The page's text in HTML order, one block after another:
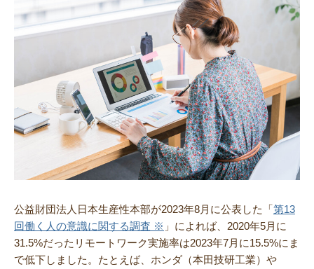
公益財団法人日本生産性本部が2023年8月に公表した「第13
回働く人の意識に関する調査 ※ 」によれば、2020年5月に
31.5%だったリモートワーク実施率は2023年7月に15.5%にま
で低下しました。たとえば、ホンダ（本田技研工業）や